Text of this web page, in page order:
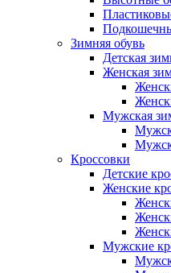
Зимняя обувь
Детская
Женская
Мужская
Кроссовки
Детские
Женские
Мужские